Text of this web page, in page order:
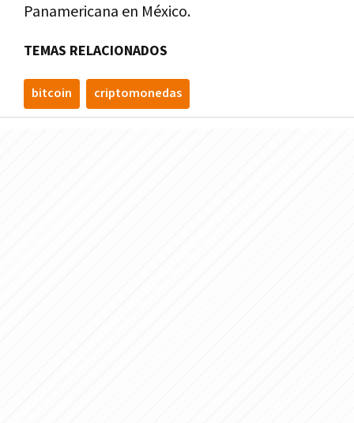
Panamericana en México.
TEMAS RELACIONADOS
bitcoin criptomonedas